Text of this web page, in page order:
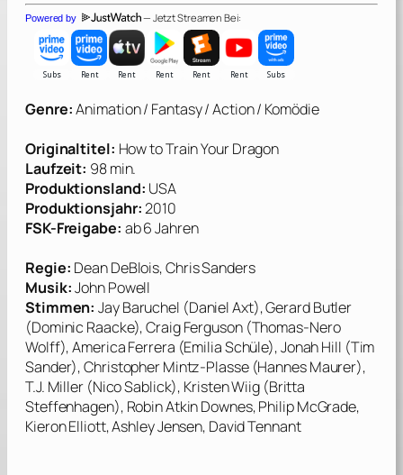
Powered by — Jetzt Streamen Bei:
Genre:Animation / Fantasy / Action / Komödie
Originaltitel: How to Train Your Dragon
Laufzeit: 98 min.
Produktionsland: USA
Produktionsjahr:2010
FSK-Freigabe: ab 6 Jahren
Regie: Dean DeBlois, Chris Sanders
Musik:John Powell
Stimmen: Jay Baruchel (Daniel Axt), Gerard Butler
(Dominic Raacke), Craig Ferguson (Thomas-Nero
Wolff), America Ferrera (Emilia Schüle), Jonah Hill (Tim
Sander), Christopher Mintz-Plasse (Hannes Maurer),
T.J. Miller (Nico Sablick), Kristen Wiig (Britta
Steffenhagen), Robin Atkin Downes, Philip McGrade,
Kieron Elliott, Ashley Jensen, David Tennant